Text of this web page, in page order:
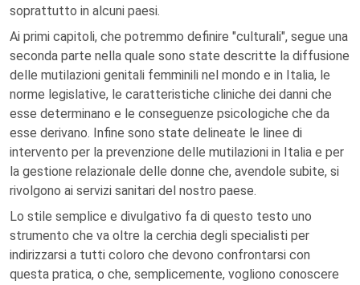
soprattutto in alcuni paesi.
Ai primi capitoli, che potremmo definire "culturali", segue una
seconda parte nella quale sono state descritte la diffusione
delle mutilazioni genitali femminili nel mondo e in Italia, le
norme legislative, le caratteristiche cliniche dei danni che
esse determinano e le conseguenze psicologiche che da
esse derivano. Infine sono state delineate le linee di
intervento per la prevenzione delle mutilazioni in Italia e per
la gestione relazionale delle donne che, avendole subite, si
rivolgono ai servizi sanitari del nostro paese.
Lo stile semplice e divulgativo fa di questo testo uno
strumento che va oltre la cerchia degli specialisti per
indirizzarsi a tutti coloro che devono confrontarsi con
questa pratica, o che, semplicemente, vogliono conoscere